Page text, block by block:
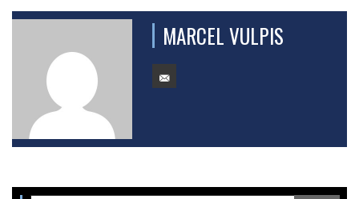
MARCEL VULPIS